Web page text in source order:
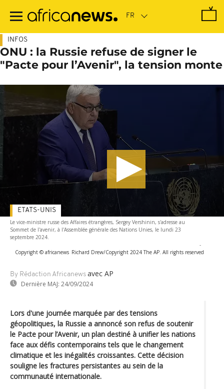
contenu
INFOS
ONU : la Russie refuse de signer le
"Pacte pour l’Avenir", la tension monte
Le vice-ministre russe des Affaires étrangères, Sergey Vershinin, s'adresse au
Sommet de l'avenir, à l'Assemblée générale des Nations Unies, le lundi 23
septembre 2024.
-
Copyright © africanews Richard Drew/Copyright 2024 The AP. All rights reserved
By Rédaction Africanews avec AP
Dernière MAJ: 24/09/2024
ETATS-UNIS
Lors d'une journée marquée par des tensions
géopolitiques, la Russie a annoncé son refus de soutenir
le Pacte pour l’Avenir, un plan destiné à unifier les nations
face aux défis contemporains tels que le changement
climatique et les inégalités croissantes. Cette décision
souligne les fractures persistantes au sein de la
communauté internationale.